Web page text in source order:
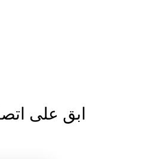
ابق على